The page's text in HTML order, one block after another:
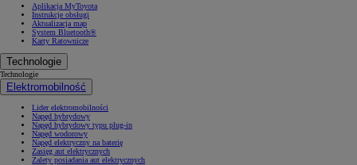
Aplikacja MyToyota
Instrukcje obsługi
Aktualizacja map
System Bluetooth®
Karty Ratownicze
Technologie
Technologie
Elektromobilność
Lider elektromobilności
Napęd hybrydowy
Napęd hybrydowy typu plug-in
Napęd wodorowy
Napęd elektryczny na baterię
Zasięg aut elektrycznych
Zalety posiadania aut elektrycznych